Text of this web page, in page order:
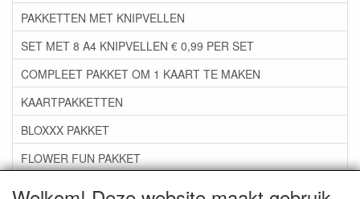
PAKKETTEN MET KNIPVELLEN
SET MET 8 A4 KNIPVELLEN € 0,99 PER SET
COMPLEET PAKKET OM 1 KAART TE MAKEN
KAARTPAKKETTEN
BLOXXX PAKKET
FLOWER FUN PAKKET
***GROEP 06*** TAPE/LIJM SNIJMALLEN STEMPELS